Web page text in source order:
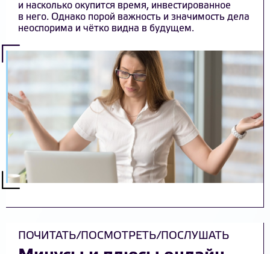
и насколько окупится время, инвестированное
в него. Однако порой важность и значимость дела
неоспорима и чётко видна в будущем.
ПОЧИТАТЬ/ПОСМОТРЕТЬ/ПОСЛУШАТЬ